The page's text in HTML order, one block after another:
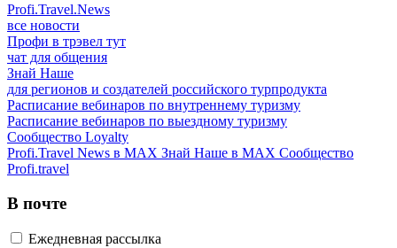
Profi.Travel.News
все новости
Профи в трэвел тут
чат для общения
Знай Наше
для регионов и создателей российского турпродукта
Расписание вебинаров по внутреннему туризму
Расписание вебинаров по выездному туризму
Сообщество Loyalty
Profi.Travel News в MAX Знай Наше в MAX Сообщество
Profi.travel
В почте
Ежедневная рассылка